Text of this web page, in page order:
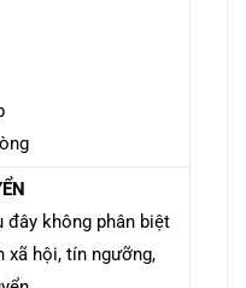
không phân biệt
xã hội, tín ngưỡng,